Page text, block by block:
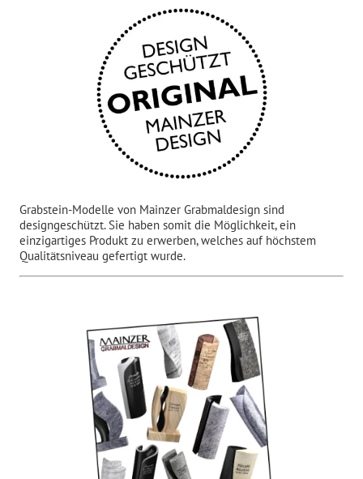
Grabstein-Modelle von Mainzer Grabmaldesign sind
designgeschützt. Sie haben somit die Möglichkeit, ein
einzigartiges Produkt zu erwerben, welches auf höchstem
Qualitätsniveau gefertigt wurde.